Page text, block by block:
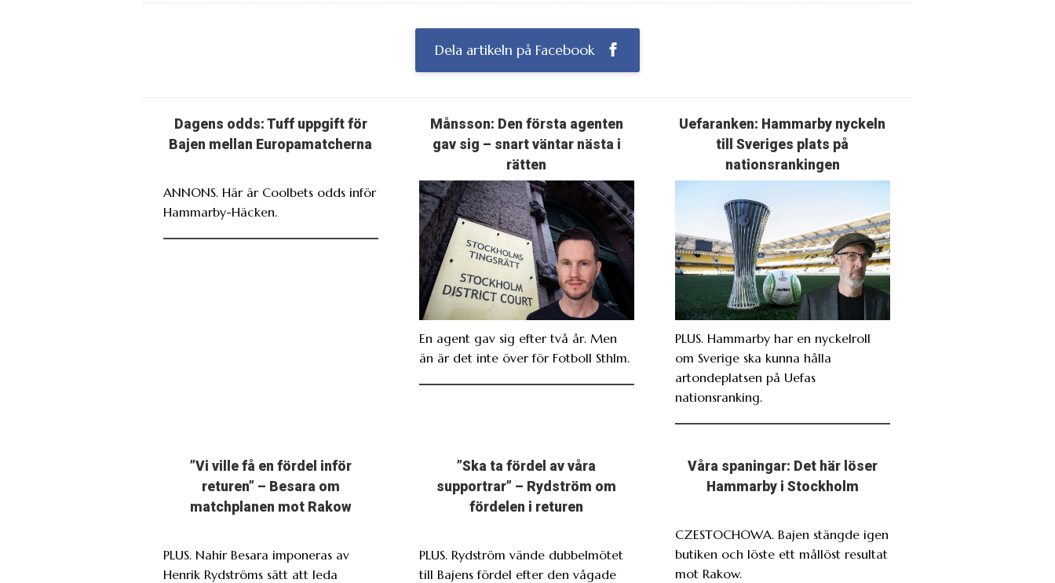
Dela artikeln på Facebook
Dagens odds: Tuff uppgift för
Bajen mellan Europamatcherna
ANNONS. Här är Coolbets odds inför
Hammarby-Häcken.
Månsson: Den första agenten
gav sig – snart väntar nästa i
rätten
En agent gav sig efter två år. Men
än är det inte över för Fotboll Sthlm.
Uefaranken: Hammarby nyckeln
till Sveriges plats på
nationsrankingen
PLUS. Hammarby har en nyckelroll
om Sverige ska kunna hålla
artondeplatsen på Uefas
nationsranking.
”Vi ville få en fördel inför
returen” – Besara om
matchplanen mot Rakow
PLUS. Nahir Besara imponeras av
Henrik Rydströms sätt att leda
”Ska ta fördel av våra
supportrar” – Rydström om
fördelen i returen
PLUS. Rydström vände dubbelmötet
till Bajens fördel efter den vågade
Våra spaningar: Det här löser
Hammarby i Stockholm
CZESTOCHOWA. Bajen stängde igen
butiken och löste ett mållöst resultat
mot Rakow.